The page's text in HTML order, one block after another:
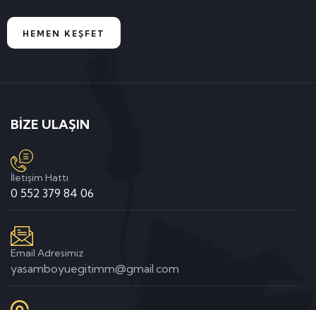
HEMEN KEŞFET
BİZE ULAŞIN
İletişim Hattı
0 552 379 84 06
Email Adresimiz
yasamboyuegitimm@gmail.com